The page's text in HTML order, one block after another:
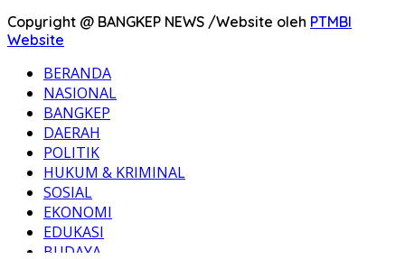
Copyright @ BANGKEP NEWS /Website oleh PTMBI
Website
BERANDA
NASIONAL
BANGKEP
DAERAH
POLITIK
HUKUM & KRIMINAL
SOSIAL
EKONOMI
EDUKASI
BUDAYA